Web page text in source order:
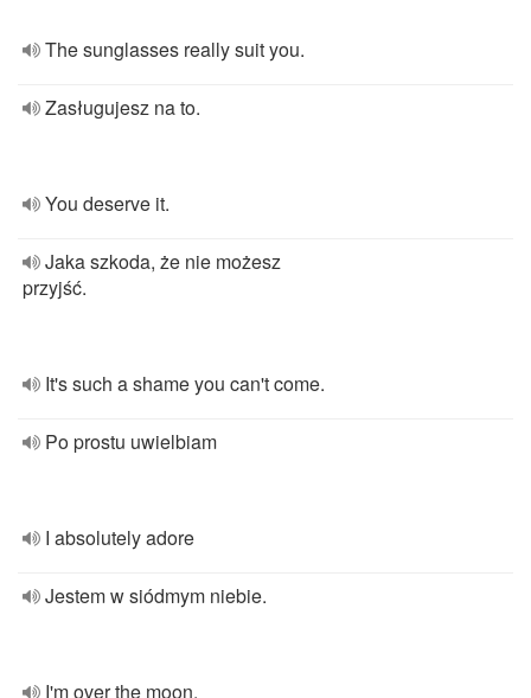
The sunglasses really suit you.
Zasługujesz na to.
You deserve it.
Jaka szkoda, że nie możesz
przyjść.
It's such a shame you can't come.
Po prostu uwielbiam
I absolutely adore
Jestem w siódmym niebie.
I'm over the moon.